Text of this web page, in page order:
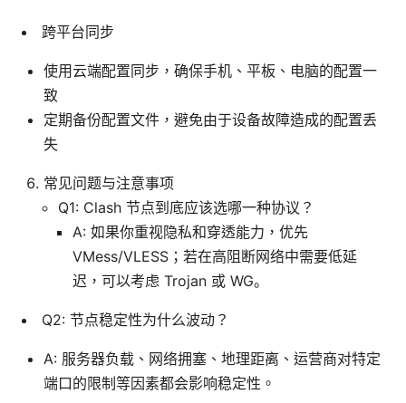
跨平台同步
使用云端配置同步，确保手机、平板、电脑的配置一
致
定期备份配置文件，避免由于设备故障造成的配置丢
失
常见问题与注意事项
Q1: Clash 节点到底应该选哪一种协议？
A: 如果你重视隐私和穿透能力，优先
VMess/VLESS；若在高阻断网络中需要低延
迟，可以考虑 Trojan 或 WG。
Q2: 节点稳定性为什么波动？
A: 服务器负载、网络拥塞、地理距离、运营商对特定
端口的限制等因素都会影响稳定性。